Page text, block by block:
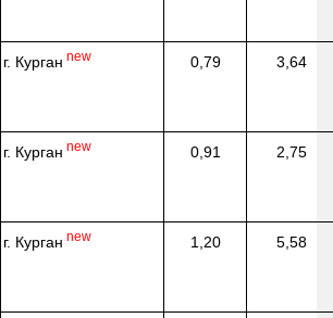
г. Курган new 0,79 3,64
г. Курган new 0,91 2,75
г. Курган new 1,20 5,58